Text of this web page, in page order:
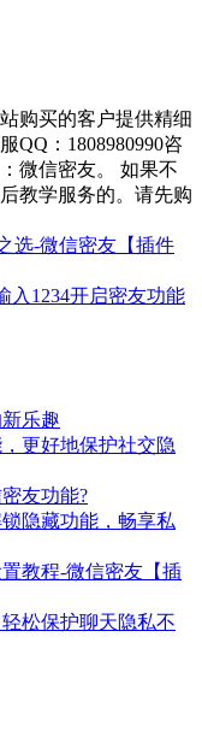
购买的客户提供精细
QQ：1808980990咨
微信密友。 如果不
教学服务的。请先购
选-微信密友【插件
入1234开启密友功能
乐趣
更好地保护社交隐
友功能?
隐藏功能，畅享私
教程-微信密友【插
松保护聊天隐私不